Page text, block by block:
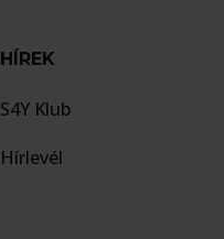
HÍREK
S4Y Klub
Hírlevél